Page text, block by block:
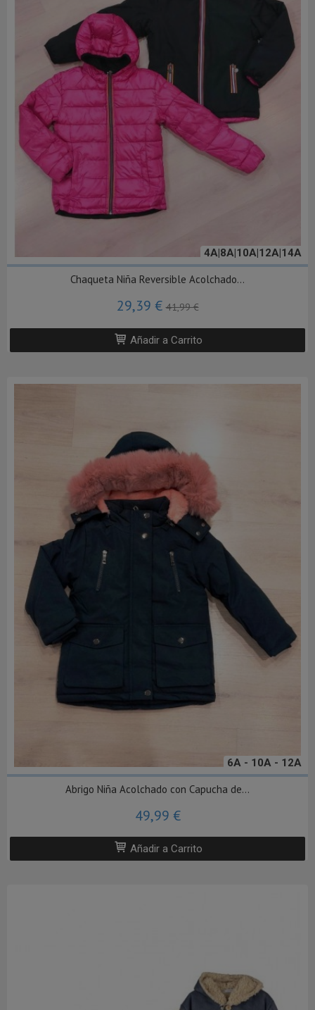
4A|8A|10A|12A|14A
Chaqueta Niña Reversible Acolchado...
29,39 €41,99 €
Añadir a Carrito
6A - 10A - 12A
Abrigo Niña Acolchado con Capucha de...
49,99 €
Añadir a Carrito